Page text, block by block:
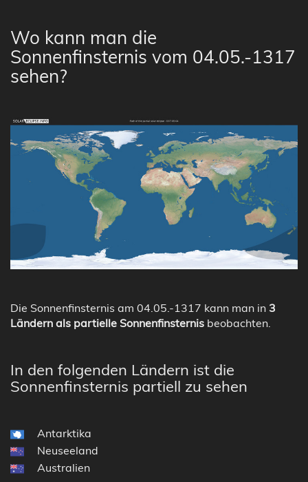
Wo kann man die
Sonnenfinsternis vom 04.05.-1317
sehen?
Die Sonnenfinsternis am 04.05.-1317 kann man in 3
Ländern als partielle Sonnenfinsternis beobachten.
In den folgenden Ländern ist die
Sonnenfinsternis partiell zu sehen
Antarktika
Neuseeland
Australien